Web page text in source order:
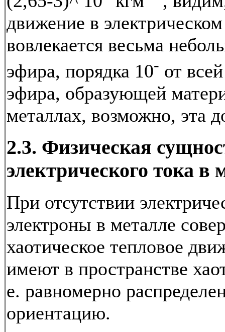
движение в
вовлекается весьма
эфира, порядка 10- от
эфира, образующей
металлах, возможно, эта
2.3. Физическая
электрического тока в
При отсутствии
электроны в металле
хаотическое тепловое
имеют в пространстве
е. равномерно
ориентацию.